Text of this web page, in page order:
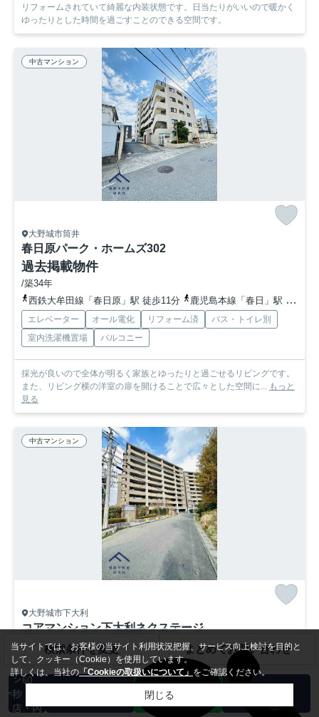
リフォームされていて綺麗な内装状態です。日当たりがいいので暖かく
ゆったりとした時間を過ごすことのできる空間です。
中古マンション
大野城市筒井
春日原パーク・ホームズ302
過去掲載物件
/築34年
西鉄大牟田線「春日原」駅 徒歩11分
鹿児島本線「春日」駅 徒歩19分
エレベーター オール電化 リフォーム済
バス・トイレ別
室内洗濯機置場
バルコニー
採光が良いので全体が明るく家族とゆったりと過ごせるリビングです。
また、リビング横の洋室の扉を開けることで広々とした空間に...
もっと
見る
中古マンション
大野城市下大利
コアマンション下大利ネクステージ
過去掲載物件
/築25年
鹿児島本線「水城」駅 徒歩7分
西鉄大牟田線「下大利」駅 徒歩14分
バス・トイレ別
検索条件を変更 まとめてお問い合わせ
カンタ
ン60
秒 来
店・内
当サイトでは、お客様の当サイト利用状況把握、サービス向上検討を目的と
して、クッキー（Cookie）を使用しています。
詳しくは、当社の「Cookieの取扱いについて」 をご確認ください。
閉じる